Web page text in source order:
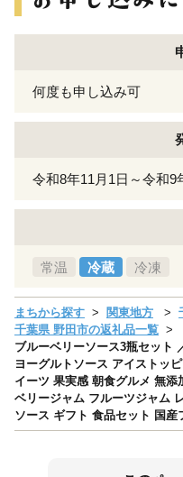
何度も申し込み可
令和8年11月1日～令和9
常温 冷蔵 冷凍
まちから探す 関東地方
千葉県 野田市の返礼品一覧
ブルーベリーソース3瓶セット
ヨーグルトソース アイストッ
イーツ 果実感 朝食グルメ 無
ベリージャム フルーツジャム
ソース ギフト 食品セット 国産